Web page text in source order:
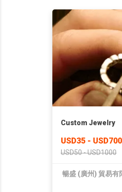
Custom Jewelry
USD35 - USD700
USD50 - USD1000
暢盛 (廣州) 貿易有